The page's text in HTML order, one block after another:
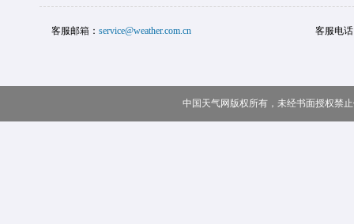
客服邮箱： service@weather.com.cn 客服电
中国天气网版权所有，未经书面授权